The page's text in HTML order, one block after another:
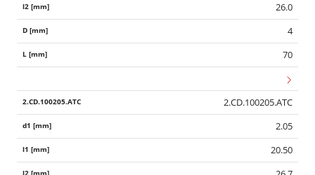
26.0
4
70
2.CD.100205.ATC
2.05
20.50